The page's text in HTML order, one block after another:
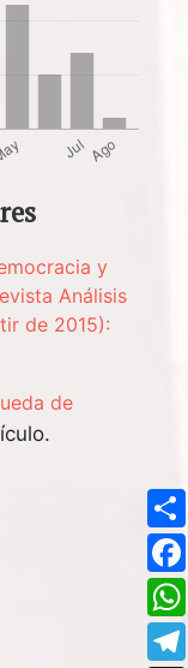
y
Análisis
de 2015):
de